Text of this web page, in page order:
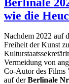
wie die
Nachdem 2022 auf
Freiheit der Kunst
Vermeidung von
Co-Autor des Films
auf derBerlinale